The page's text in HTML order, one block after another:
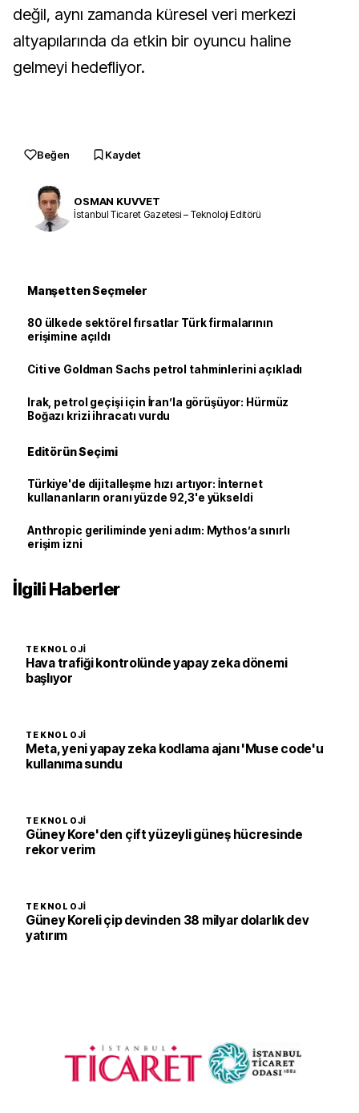
değil, aynı zamanda küresel veri merkezi
altyapılarında da etkin bir oyuncu haline
gelmeyi hedefliyor.
Beğen Kaydet
OSMAN KUVVET
İstanbul Ticaret Gazetesi – Teknoloji Editörü
Manşetten Seçmeler
80 ülkede sektörel fırsatlar Türk firmalarının
erişimine açıldı
Citi ve Goldman Sachs petrol tahminlerini açıkladı
Irak, petrol geçişi için İran’la görüşüyor: Hürmüz
Boğazı krizi ihracatı vurdu
Editörün Seçimi
Türkiye'de dijitalleşme hızı artıyor: İnternet
kullananların oranı yüzde 92,3'e yükseldi
Anthropic geriliminde yeni adım: Mythos’a sınırlı
erişim izni
İlgili Haberler
TEKNOLOJI
Hava trafiği kontrolünde yapay zeka dönemi
başlıyor
TEKNOLOJI
Meta, yeni yapay zeka kodlama ajanı 'Muse code'u
kullanıma sundu
TEKNOLOJI
Güney Kore'den çift yüzeyli güneş hücresinde
rekor verim
TEKNOLOJI
Güney Koreli çip devinden 38 milyar dolarlık dev
yatırım